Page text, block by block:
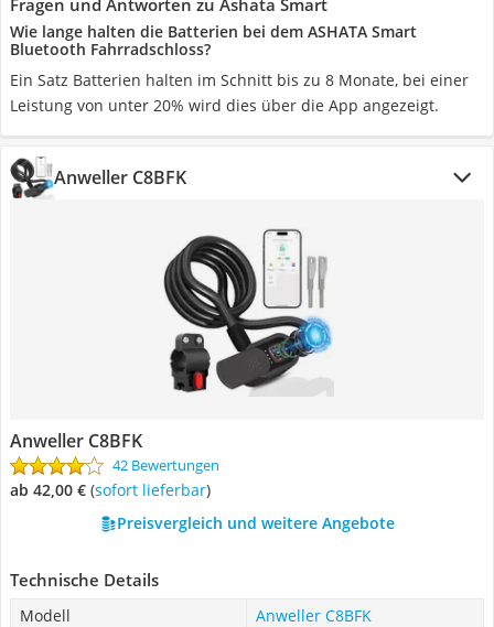
Fragen und Antworten zu Ashata Smart
Wie lange halten die Batterien bei dem ASHATA Smart
Bluetooth Fahrradschloss?
Ein Satz Batterien halten im Schnitt bis zu 8 Monate, bei einer
Leistung von unter 20% wird dies über die App angezeigt.
Anweller C8BFK
Anweller C8BFK
42 Bewertungen
ab 42,00 € ( Sofort lieferbar)
Preisvergleich und weitere Angebote
Technische Details
Modell
Anweller C8BFK